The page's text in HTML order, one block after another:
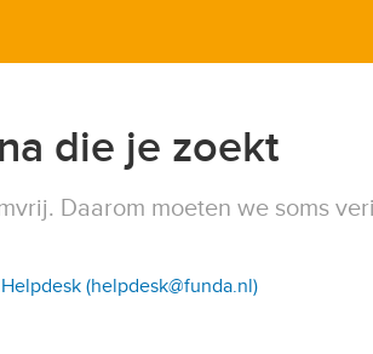
die je zoekt
Daarom moeten we soms
Helpdesk (helpdesk@funda.nl)